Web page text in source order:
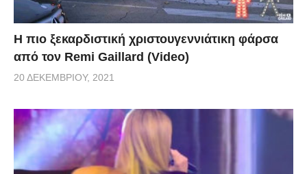
Η πιο ξεκαρδιστική χριστουγεννιάτικη φάρσα
από τον Remi Gaillard (Video)
20 ΔΕΚΕΜΒΡΊΟΥ, 2021